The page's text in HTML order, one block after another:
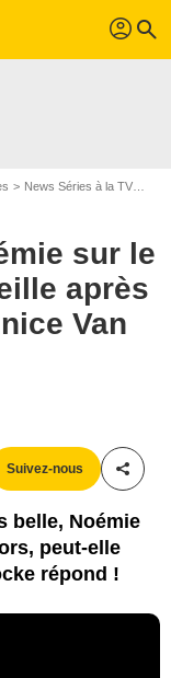
profil search
News Séries à la TV
sur le
après
Van
Suivez-nous
belle, Noémie
peut-elle
répond !